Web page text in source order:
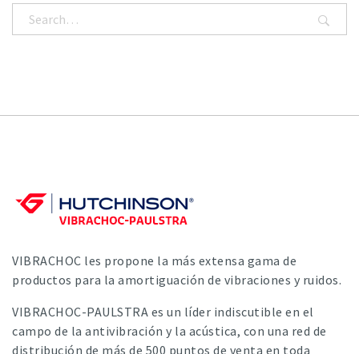
VIBRACHOC les propone la más extensa gama de
productos para la amortiguación de vibraciones y ruidos.
VIBRACHOC-PAULSTRA es un líder indiscutible en el
campo de la antivibración y la acústica, con una red de
distribución de más de 500 puntos de venta en toda